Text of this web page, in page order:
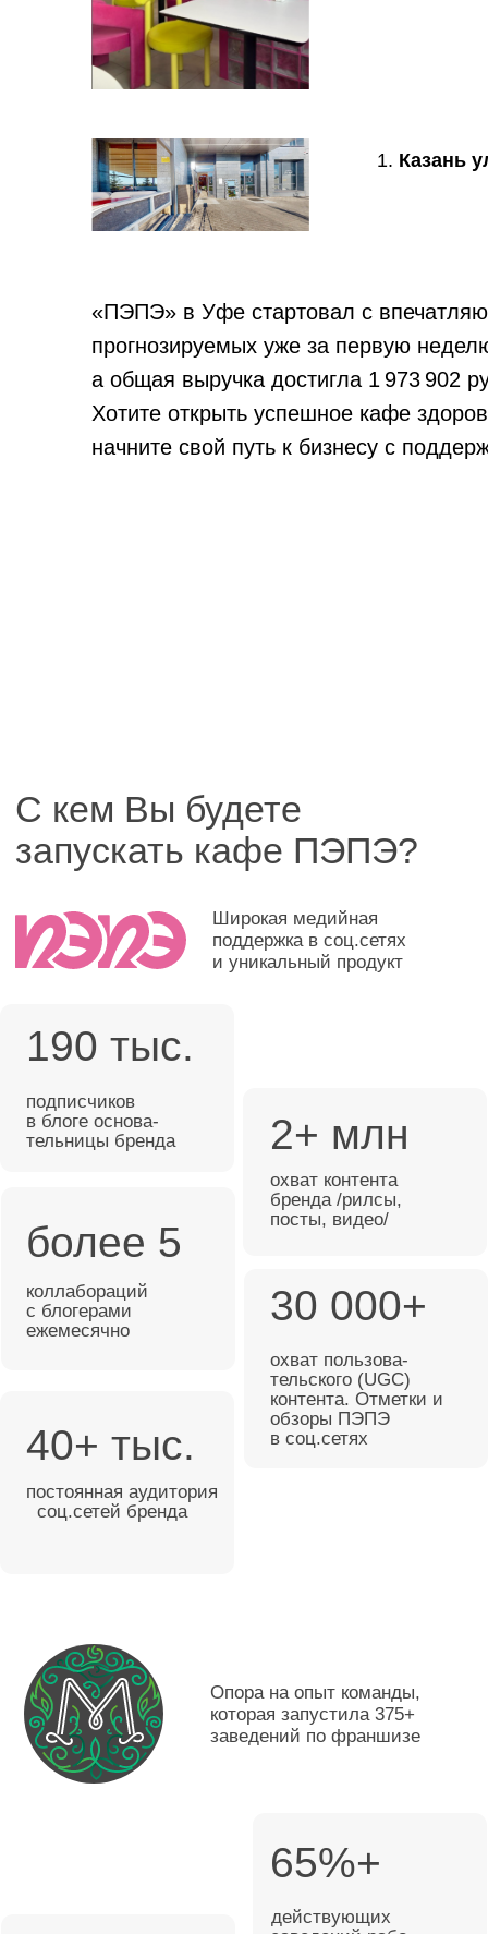
Казань
«ПЭПЭ» в Уфе стартовал с
прогнозируемых уже за первую
а общая выручка достигла 1 973 902
Хотите открыть успешное кафе
начните свой путь к бизнесу с
lounge-баров
Получить презентацию и
дорожную карту
Отправить заявку